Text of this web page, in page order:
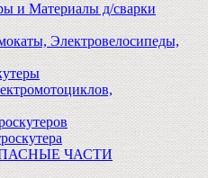
и Материалы д/сварки
Электровелосипеды,
ЧАСТИ